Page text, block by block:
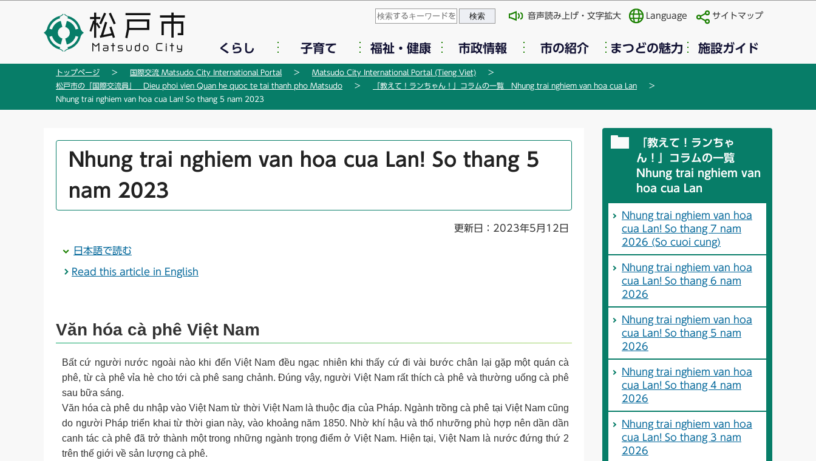
このページの本文へ移動
音声読み上げ・文字拡大 Language サイトマップ
くらし 子育て 福祉・健康 市政情報 市の紹介 まつどの魅力 施設ガイド
トップページ 国際交流 Matsudo City International Portal
Matsudo City International Portal (Tieng Viet)
松戸市の「国際交流員」 Dieu phoi vien Quan he quoc te tai thanh pho Matsudo
「教えて！ランちゃん！」コラムの一覧 Nhung trai nghiem van hoa cua Lan
Nhung trai nghiem van hoa cua Lan! So thang 5 nam 2023
か
Nhung trai nghiem van hoa cua Lan! So thang 5
nam 2023
更新日：2023年5月12日
日本語で読む
Read this article in English
Văn hóa cà phê Việt Nam
Bất cứ người nước ngoài nào khi đến Việt Nam đều ngạc nhiên khi thấy cứ đi vài bước chân lại gặp một quán cà
phê, từ cà phê vỉa hè cho tới cà phê sang chảnh. Đúng vậy, người Việt Nam rất thích cà phê và thường uống cà phê
sau bữa sáng.
Văn hóa cà phê du nhập vào Việt Nam từ thời Việt Nam là thuộc địa của Pháp. Ngành trồng cà phê tại Việt Nam cũng
do người Pháp triển khai từ thời gian này, vào khoảng năm 1850. Nhờ khí hậu và thổ nhưỡng phù hợp nên dần dần
canh tác cà phê đã trở thành một trong những ngành trọng điểm ở Việt Nam. Hiện tại, Việt Nam là nước đứng thứ 2
trên thế giới về sản lượng cà phê.
「教えて！ランちゃ
ん！」コラムの一覧
Nhung trai nghiem van
hoa cua Lan
Nhung trai nghiem van hoa
cua Lan! So thang 7 nam
2026 (So cuoi cung)
Nhung trai nghiem van hoa
cua Lan! So thang 6 nam
2026
Nhung trai nghiem van hoa
cua Lan! So thang 5 nam
2026
Nhung trai nghiem van hoa
cua Lan! So thang 4 nam
2026
Nhung trai nghiem van hoa
cua Lan! So thang 3 nam
2026